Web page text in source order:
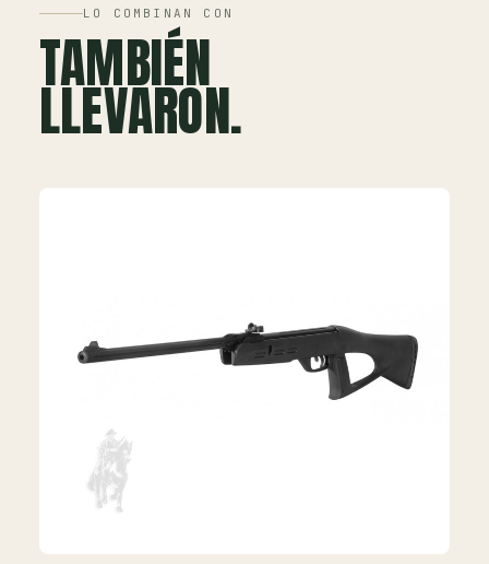
LO COMBINAN CON
TAMBIÉN
LLEVARON.